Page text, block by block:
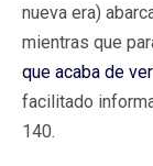
nueva era)
mientras que
que acaba de
facilitado
140.